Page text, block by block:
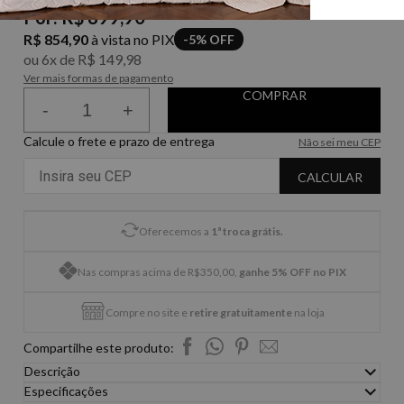
Por:R$ 899,90
ou 6x de R$ 149,98
R$ 854,90à vista no PIX -5% OFF
Ver mais formas de pagamento
- +
Calcule o frete e prazo de entrega Não sei meu CEP
CALCULAR
Oferecemos a 1ª troca grátis.
Nas compras acima de R$350,00, ganhe 5% OFF no PIX
Compre no site e retire gratuitamentena loja
Compartilhe este produto:
Descrição
O Jogo de Lençol Serras é uma opção elegante e moderna para
Especificações